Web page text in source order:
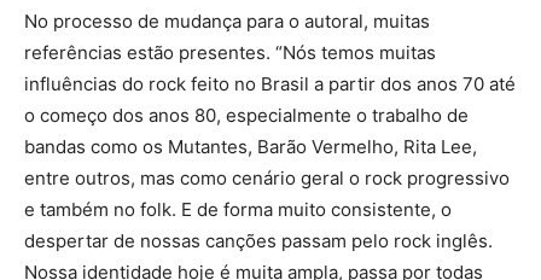
No processo de mudança para o autoral, muitas
referências estão presentes. “Nós temos muitas
influências do rock feito no Brasil a partir dos anos 70 até
o começo dos anos 80, especialmente o trabalho de
bandas como os Mutantes, Barão Vermelho, Rita Lee,
entre outros, mas como cenário geral o rock progressivo
e também no folk. E de forma muito consistente, o
despertar de nossas canções passam pelo rock inglês.
Nossa identidade hoje é muita ampla, passa por todas